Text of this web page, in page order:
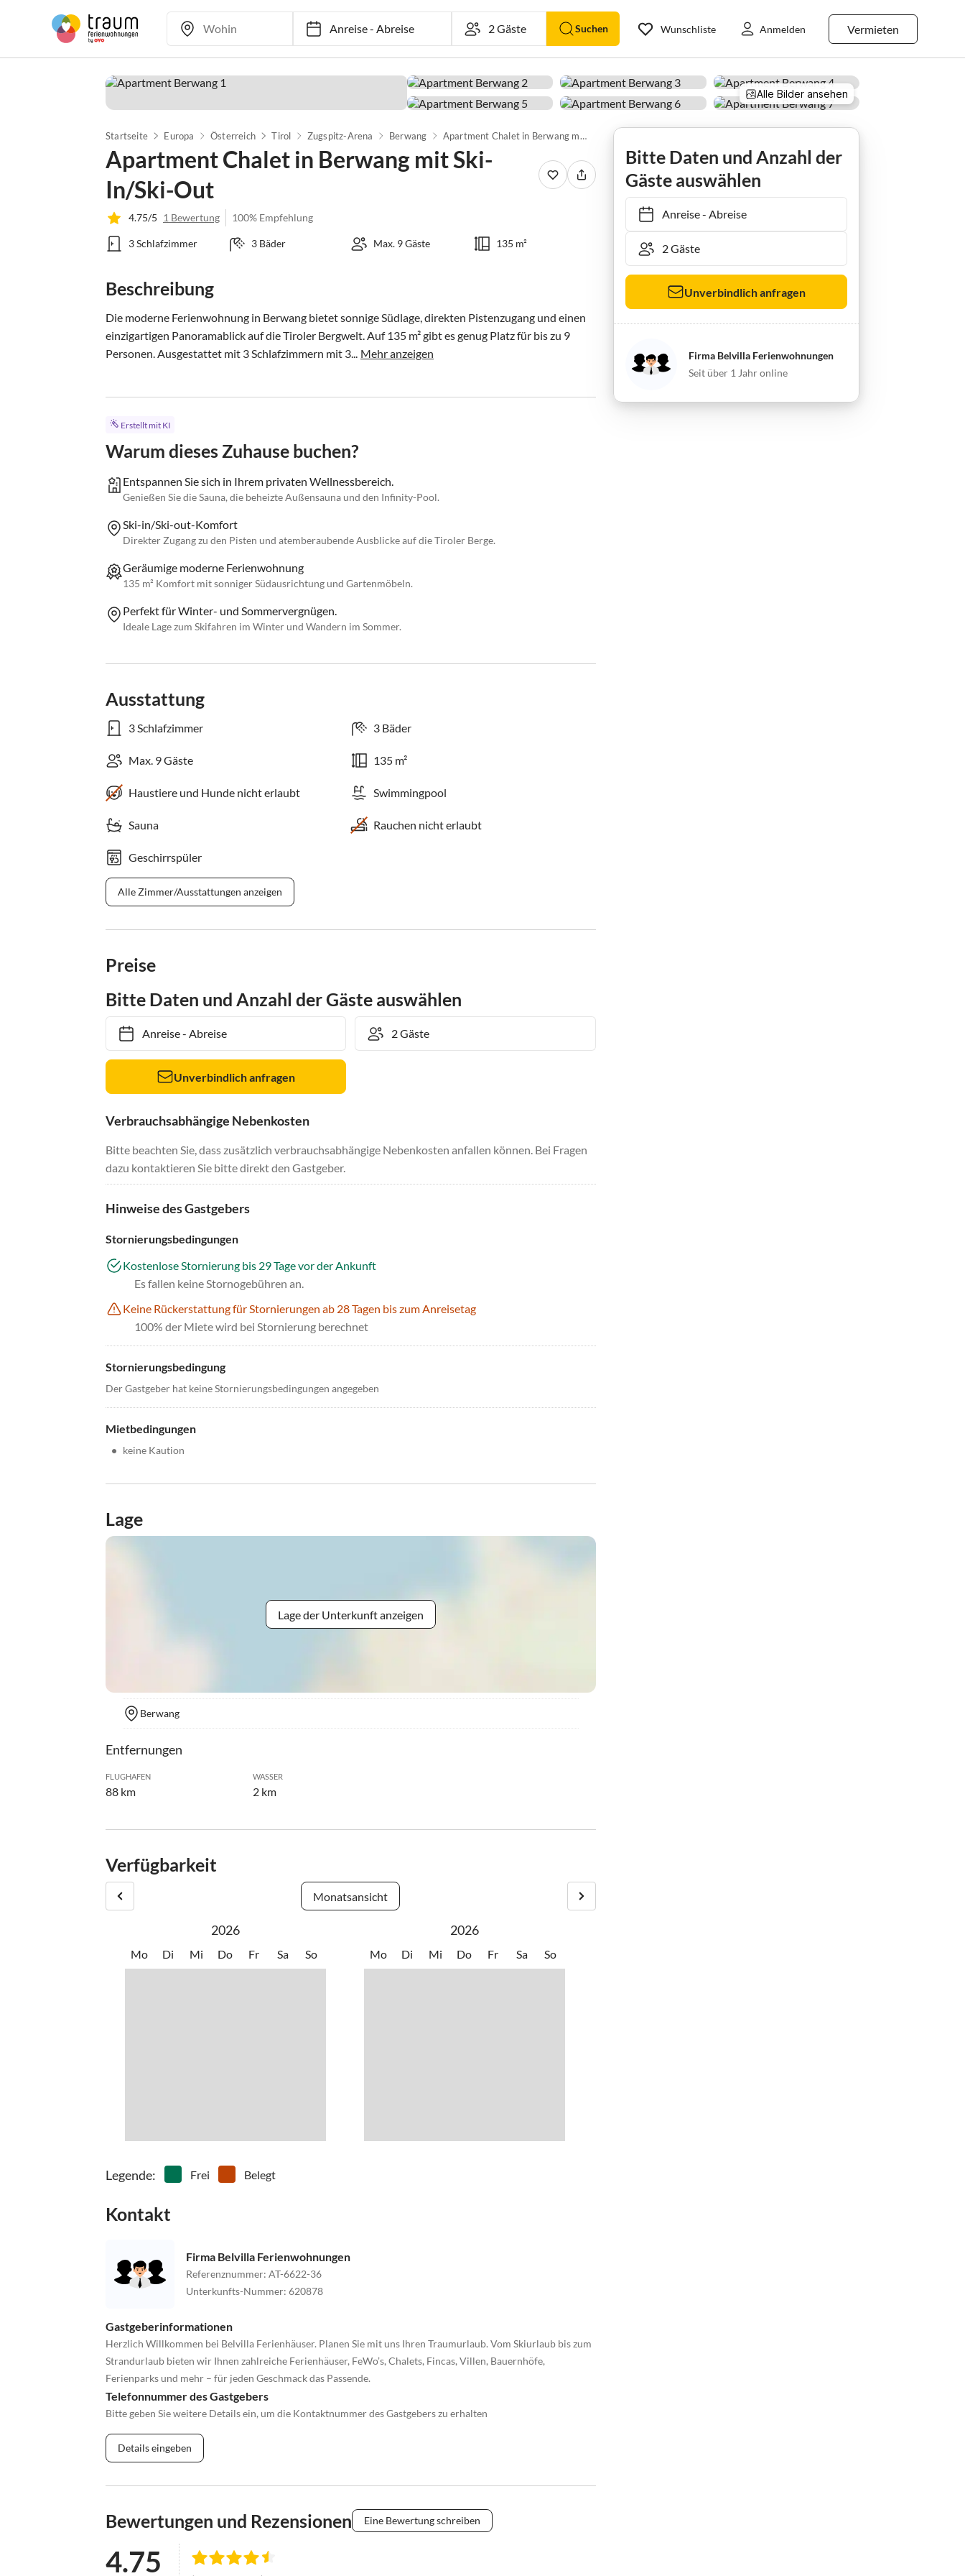
Anreise-Abreise Suchen Vermieten
Wunschliste Anmelden
Alle Bilder ansehen
Startseite Europa Österreich Tirol Zugspitz-Arena Berwang Apartment Chalet in Berwang mit Ski-In/Ski-Out
Apartment Chalet in Berwang mit Ski-
In/Ski-Out
4.75/5 1 Bewertung 100% Empfehlung
3 Schlafzimmer 3 Bäder Max. 9 Gäste 135 m²
Beschreibung
Die moderne Ferienwohnung in Berwang bietet sonnige Südlage, direkten Pistenzugang und einen
einzigartigen Panoramablick auf die Tiroler Bergwelt. Auf 135 m² gibt es genug Platz für bis zu 9
Personen. Ausgestattet mit 3 Schlafzimmern mit 3... Mehr anzeigen
Erstellt mit KI
Warum dieses Zuhause buchen?
Entspannen Sie sich in Ihrem privaten Wellnessbereich.
Genießen Sie die Sauna, die beheizte Außensauna und den Infinity-Pool.
Ski-in/Ski-out-Komfort
Direkter Zugang zu den Pisten und atemberaubende Ausblicke auf die Tiroler Berge.
Geräumige moderne Ferienwohnung
135 m² Komfort mit sonniger Südausrichtung und Gartenmöbeln.
Perfekt für Winter- und Sommervergnügen.
Ideale Lage zum Skifahren im Winter und Wandern im Sommer.
Ausstattung
3 Schlafzimmer 3 Bäder
Max. 9 Gäste 135 m²
Haustiere und Hunde nicht erlaubt Swimmingpool
Sauna Rauchen nicht erlaubt
Geschirrspüler
Alle Zimmer/Ausstattungen anzeigen
Preise
Bitte Daten und Anzahl der Gäste auswählen
Anreise- Abreise
Unverbindlich anfragen
Verbrauchsabhängige Nebenkosten
Bitte beachten Sie, dass zusätzlich verbrauchsabhängige Nebenkosten anfallen können. Bei Fragen
dazu kontaktieren Sie bitte direkt den Gastgeber.
Hinweise des Gastgebers
Stornierungsbedingungen
Kostenlose Stornierung bis 29 Tage vor der Ankunft
Es fallen keine Stornogebühren an.
Keine Rückerstattung für Stornierungen ab 28 Tagen bis zum Anreisetag
100% der Miete wird bei Stornierung berechnet
Stornierungsbedingung
Der Gastgeber hat keine Stornierungsbedingungen angegeben
Mietbedingungen
• keine Kaution
Lage
Lage der Unterkunft anzeigen
Berwang
Entfernungen
FLUGHAFEN
88 km
WASSER
2 km
Verfügbarkeit
Monatsansicht
2026
Mo Di Mi Do Fr Sa So
2026
Mo Di Mi Do Fr Sa So
Legende: Frei Belegt
Kontakt
Firma Belvilla Ferienwohnungen
Referenznummer: AT-6622-36
Unterkunfts-Nummer: 620878
Gastgeberinformationen
Herzlich Willkommen bei Belvilla Ferienhäuser. Planen Sie mit uns Ihren Traumurlaub. Vom Skiurlaub bis zum
Strandurlaub bieten wir Ihnen zahlreiche Ferienhäuser, FeWo’s, Chalets, Fincas, Villen, Bauernhöfe,
Ferienparks und mehr – für jeden Geschmack das Passende.
Telefonnummer des Gastgebers
Bitte geben Sie weitere Details ein, um die Kontaktnummer des Gastgebers zu erhalten
Details eingeben
Bewertungen und Rezensionen Eine Bewertung schreiben
4.75
Bitte Daten und Anzahl der
Gäste auswählen
Anreise- Abreise
Unverbindlich anfragen
Firma Belvilla Ferienwohnungen
Seit über 1 Jahr online